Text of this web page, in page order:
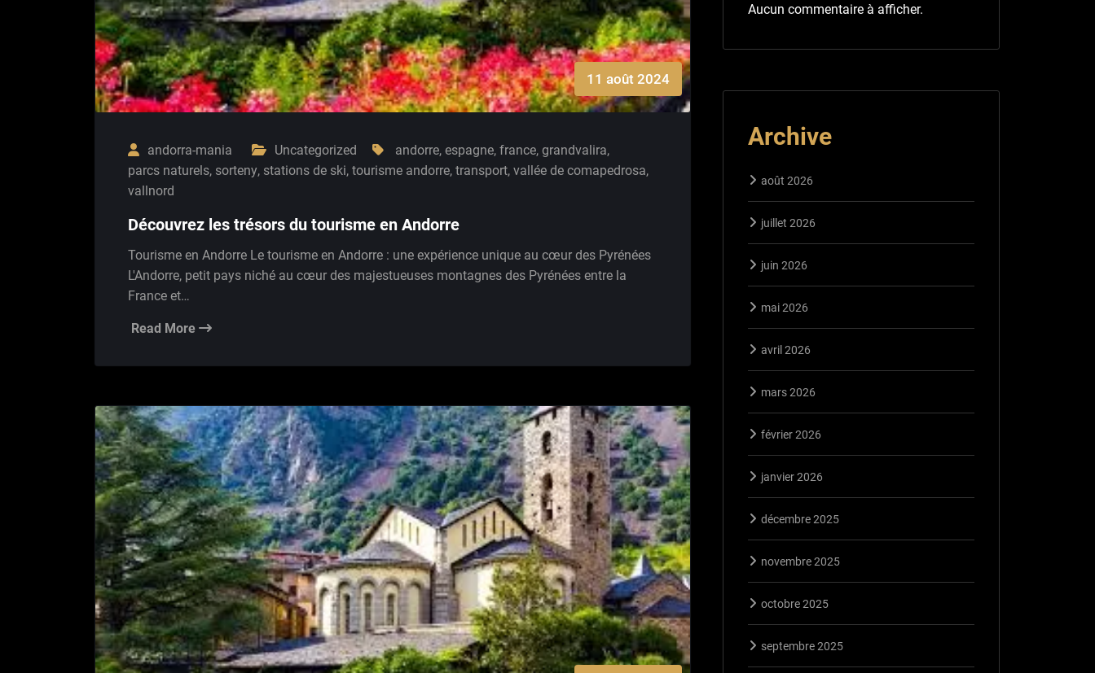
11 août 2024
andorra-mania Uncategorized andorre, espagne, france, grandvalira,
parcs naturels, sorteny, stations de ski, tourisme andorre, transport, vallée de comapedrosa,
vallnord
Découvrez les trésors du tourisme en Andorre
Tourisme en Andorre Le tourisme en Andorre : une expérience unique au cœur des Pyrénées
L'Andorre, petit pays niché au cœur des majestueuses montagnes des Pyrénées entre la
France et…
Read More
Aucun commentaire à afficher.
Archive
août 2026
juillet 2026
juin 2026
mai 2026
avril 2026
mars 2026
février 2026
janvier 2026
décembre 2025
novembre 2025
octobre 2025
septembre 2025